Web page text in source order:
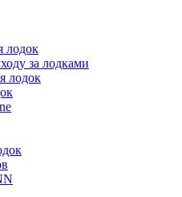
лодок
за лодками
лодок